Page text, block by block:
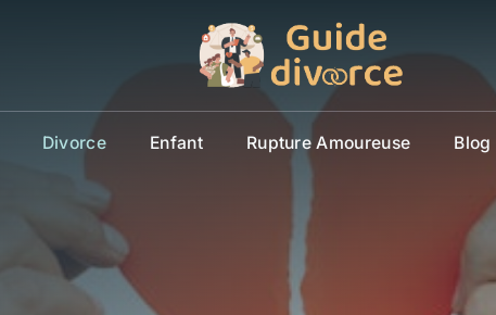
Divorce Enfant Rupture Amoureuse Blog